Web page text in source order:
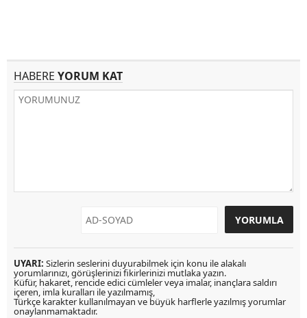
HABERE YORUM KAT
UYARI: Sizlerin seslerini duyurabilmek için konu ile alakalı
yorumlarınızı, görüşlerinizi fikirlerinizi mutlaka yazın.
Küfür, hakaret, rencide edici cümleler veya imalar, inançlara saldırı
içeren, imla kuralları ile yazılmamış,
Türkçe karakter kullanılmayan ve büyük harflerle yazılmış yorumlar
onaylanmamaktadır.